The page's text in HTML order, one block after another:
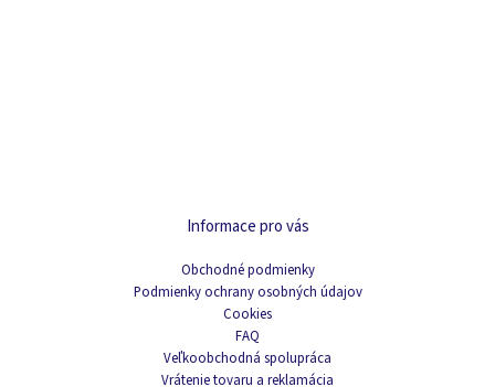
Informace pro vás
Obchodné podmienky
Podmienky ochrany osobných údajov
Cookies
FAQ
Veľkoobchodná spolupráca
Vrátenie tovaru a reklamácia